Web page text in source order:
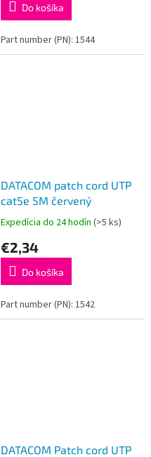
Do košíka
Part number (PN): 1544
DATACOM patch cord UTP
cat5e 5M červený
Expedícia do 24 hodín (>5 ks)
€2,34
Do košíka
Part number (PN): 1542
DATACOM Patch cord UTP